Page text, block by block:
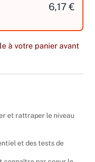
6,17 €
à votre panier avant
et rattraper le niveau
et des tests de